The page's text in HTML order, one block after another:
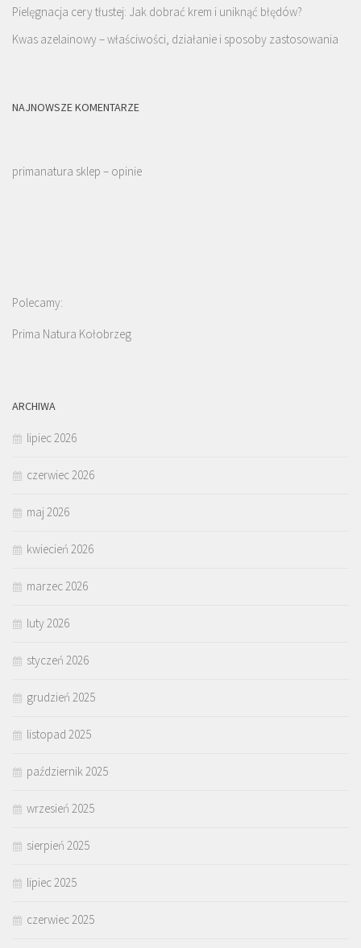
Pielęgnacja cery tłustej: Jak dobrać krem i uniknąć błędów?
Kwas azelainowy – właściwości, działanie i sposoby zastosowania
NAJNOWSZE KOMENTARZE
primanatura sklep – opinie
Polecamy:
Prima Natura Kołobrzeg
ARCHIWA
lipiec 2026
czerwiec 2026
maj 2026
kwiecień 2026
marzec 2026
luty 2026
styczeń 2026
grudzień 2025
listopad 2025
październik 2025
wrzesień 2025
sierpień 2025
lipiec 2025
czerwiec 2025